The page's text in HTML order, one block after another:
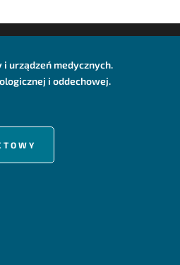
urządzeń medycznych.
i oddechowej.